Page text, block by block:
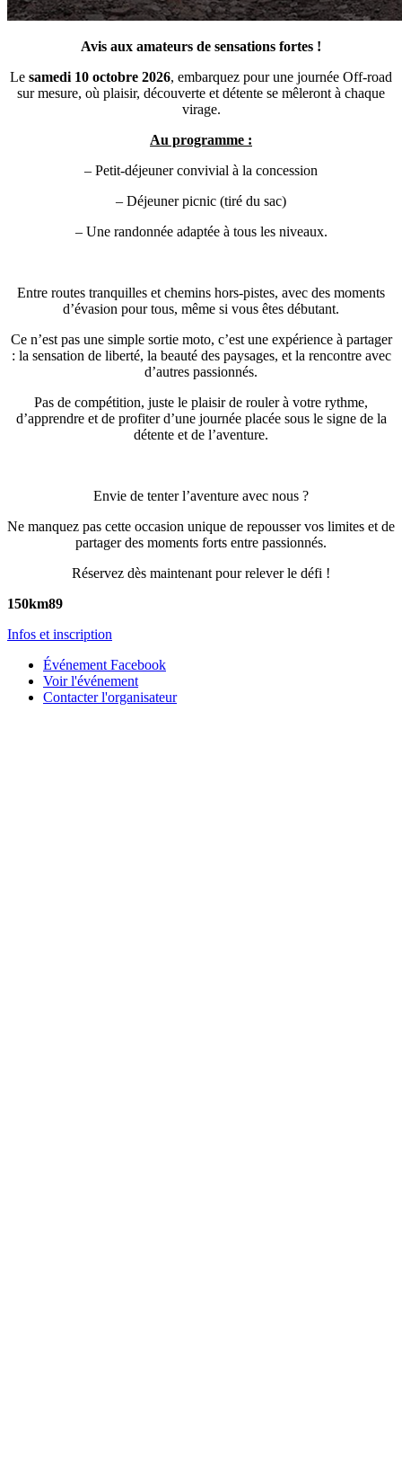
Avis aux amateurs de sensations fortes !
Le samedi 10 octobre 2026, embarquez pour une journée Off-road
sur mesure, où plaisir, découverte et détente se mêleront à chaque
virage.
Au programme :
– Petit-déjeuner convivial à la concession
– Déjeuner picnic (tiré du sac)
– Une randonnée adaptée à tous les niveaux.
Entre routes tranquilles et chemins hors-pistes, avec des moments
d’évasion pour tous, même si vous êtes débutant.
Ce n’est pas une simple sortie moto, c’est une expérience à partager
: la sensation de liberté, la beauté des paysages, et la rencontre avec
d’autres passionnés.
Pas de compétition, juste le plaisir de rouler à votre rythme,
d’apprendre et de profiter d’une journée placée sous le signe de la
détente et de l’aventure.
Envie de tenter l’aventure avec nous ?
Ne manquez pas cette occasion unique de repousser vos limites et de
partager des moments forts entre passionnés.
Réservez dès maintenant pour relever le défi !
150km89
Infos et inscription
Événement Facebook
Voir l'événement
Contacter l'organisateur